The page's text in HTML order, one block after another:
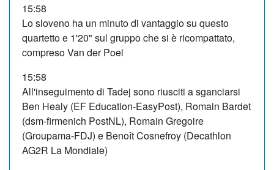
15:58
Lo sloveno ha un minuto di vantaggio su questo
quartetto e 1'20" sul gruppo che si è ricompattato,
compreso Van der Poel
15:58
All'inseguimento di Tadej sono riusciti a sganciarsi
Ben Healy (EF Education-EasyPost), Romain Bardet
(dsm-firmenich PostNL), Romain Gregoire
(Groupama-FDJ) e Benoît Cosnefroy (Decathlon
AG2R La Mondiale)